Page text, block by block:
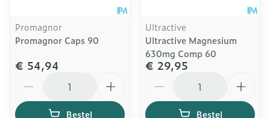
Promagnor
Promagnor Caps 90
€ 54,94
Bestel
Ultractive
Ultractive Magnesium
630mg Comp 60
€ 29,95
Bestel